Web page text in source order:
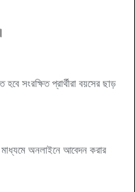
।
হবে সংরক্ষিত প্রার্থীরা বয়সের ছাড়
অনলাইনে আবেদন করার